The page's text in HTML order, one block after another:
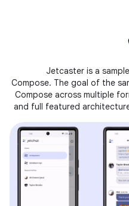
Jetcaster is a
Compose. The goal of the
Compose across multiple
and full featured